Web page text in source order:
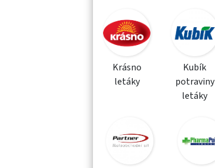
Krásno
letáky
Kubík
potraviny
letáky